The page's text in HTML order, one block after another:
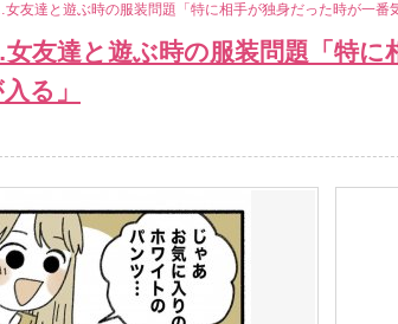
友達と遊ぶ時の服装問題「特に相手が独身だった時が一番
友達と遊ぶ時の服装問題「特に
る」